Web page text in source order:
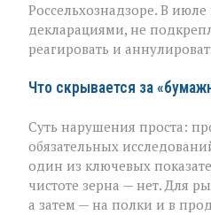
Россельхознадзоре. В
декларациями, не
реагировать и
Что скрывается за
Суть нарушения проста:
обязательных
один из ключевых
чистоте зерна — нет. Для
а затем — на полки и в